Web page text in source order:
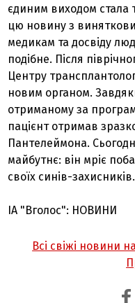
єдиним виходом стала
цю новину з
медикам та досвіду
подібне. Після
Центру
новим органом.
отриманому за
пацієнт отримав
Пантелеймона.
майбутнє: він мріє
своїх синів-захисників.
ІА "Вголос": НОВИНИ
Всі свіжі новини